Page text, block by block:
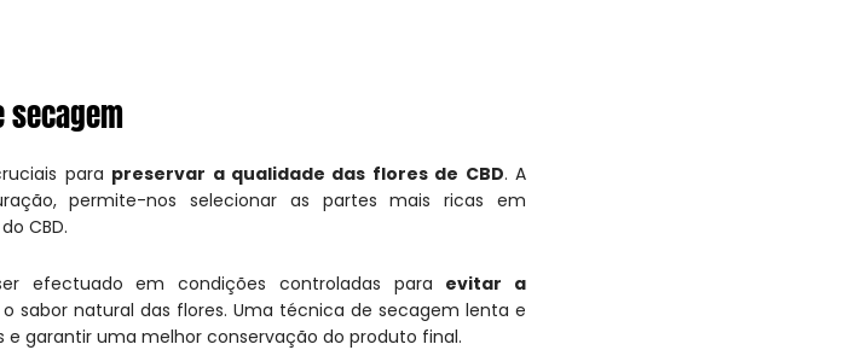
secagem
para preservar a qualidade das flores de CBD. A
permite-nos selecionar as partes mais ricas em
CBD.
efectuado em condições controladas para evitar a
sabor natural das flores. Uma técnica de secagem lenta e
garantir uma melhor conservação do produto final.